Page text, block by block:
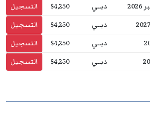
دبــي $4,250
التسجيل
دبــي $4,250
التسجيل
دبــي $4,250
التسجيل
دبــي $4,250 التسجيل